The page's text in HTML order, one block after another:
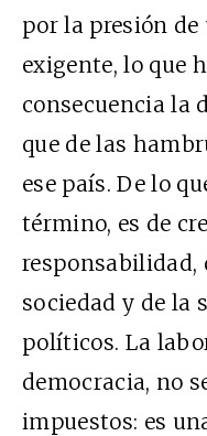
por la presión
exigente, lo que
consecuencia la
que de las
ese país. De lo
término, es de
responsabilidad,
sociedad y de la
políticos. La
democracia, no
impuestos: es